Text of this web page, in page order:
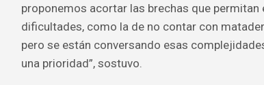
proponemos acortar las brechas que
dificultades, como la de no contar con
pero se están conversando esas
una prioridad”, sostuvo.